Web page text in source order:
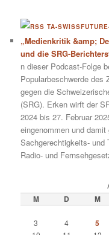
TA-
„Medienkritik &amp;
und die SRG-
n dieser Podcast-Folge
Popularbeschwerde des
gegen die
(SRG). Erken wirft der
2024 bis 27. Februar
eingenommen und
Sachgerechtigkeits- und
Radio- und
M D M
3
4 5